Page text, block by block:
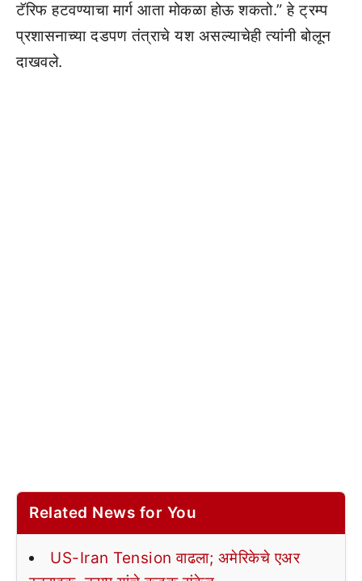
टॅरिफ हटवण्याचा मार्ग आता मोकळा होऊ शकतो.” हे ट्रम्प
प्रशासनाच्या दडपण तंत्राचे यश असल्याचेही त्यांनी बोलून
दाखवले.
Related News for You
US-Iran Tension वाढला; अमेरिकेचे एअर